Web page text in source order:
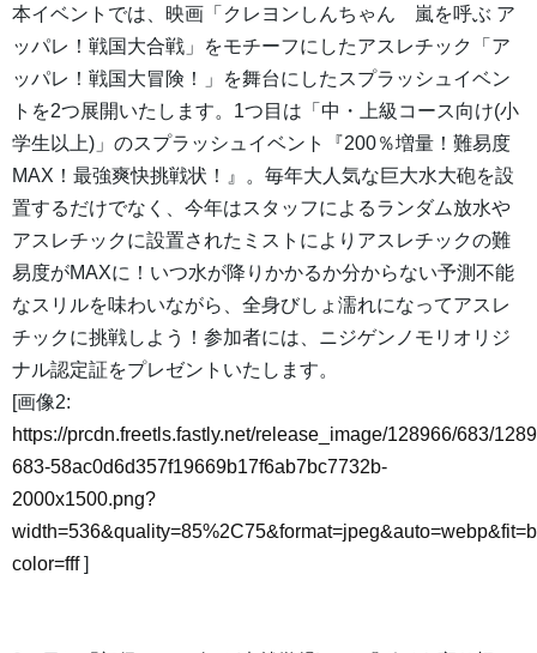
本イベントでは、映画「クレヨンしんちゃん 嵐を呼ぶ ア
ッパレ！戦国大合戦」をモチーフにしたアスレチック「ア
ッパレ！戦国大冒険！」を舞台にしたスプラッシュイベン
トを2つ展開いたします。1つ目は「中・上級コース向け(小
学生以上)」のスプラッシュイベント『200％増量！難易度
MAX！最強爽快挑戦状！』。毎年大人気な巨大水大砲を設
置するだけでなく、今年はスタッフによるランダム放水や
アスレチックに設置されたミストによりアスレチックの難
易度がMAXに！いつ水が降りかかるか分からない予測不能
なスリルを味わいながら、全身びしょ濡れになってアスレ
チックに挑戦しよう！参加者には、ニジゲンノモリオリジ
ナル認定証をプレゼントいたします。
[画像2:
https://prcdn.freetls.fastly.net/release_image/128966/683/
683-58ac0d6d357f19669b17f6ab7bc7732b-
2000x1500.png?
color=fff]